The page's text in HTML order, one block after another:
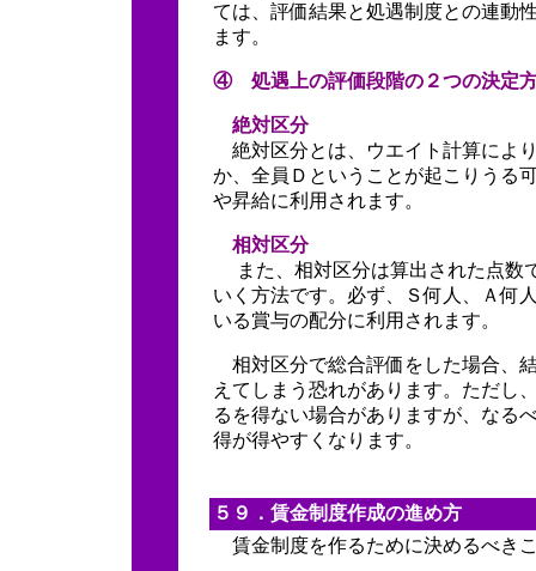
ては、評価結果と処遇制度との連動
ます。
④ 処遇上の評価段階の２つの決定
絶対区分
絶対区分とは、ウエイト計算によ
か、全員Ｄということが起こりうる
や昇給に利用されます。
相対区分
また、相対区分は算出された点数
いく方法です。必ず、Ｓ何人、Ａ何
いる賞与の配分に利用されます。
相対区分で総合評価をした場合、
えてしまう恐れがあります。ただし
るを得ない場合がありますが、なる
得が得やすくなります。
５９．賃金制度作成の進め方
賃金制度を作るために決めるべき